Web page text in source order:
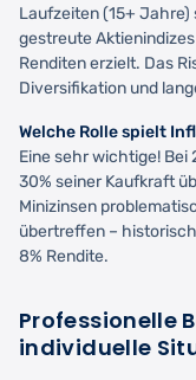
Laufzeiten (15+
gestreute
Renditen erzielt. Das
Diversifikation und
Welche Rolle spielt
Eine sehr wichtige!
30% seiner Kaufkraft
Minizinsen
übertreffen –
8% Rendite.
Professionelle
individuelle